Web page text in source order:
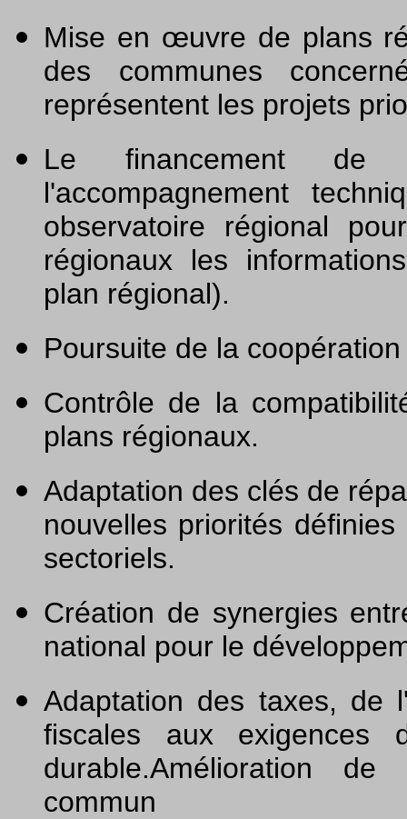
Mise en œuvre de plans
des communes
représentent les projets
Le financement de
l'accompagnement
observatoire régional
régionaux les
plan régional).
Poursuite de la
Contrôle de la
plans régionaux.
Adaptation des clés de
nouvelles priorités
sectoriels.
Création de synergies
national pour le
Adaptation des taxes, de
fiscales aux exigences
durable.Amélioration
commun